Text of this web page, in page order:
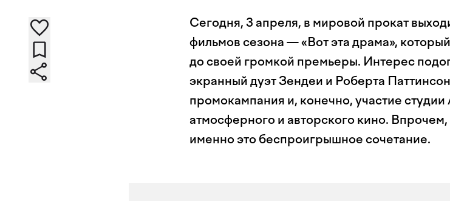
Сегодня, 3 апреля, в мировой прокат
фильмов сезона — «Вот эта драма»,
до своей громкой премьеры. Интерес
экранный дуэт Зендеи и Роберта
промокампания и, конечно, участие
атмосферного и авторского кино.
именно это беспроигрышное сочетание.